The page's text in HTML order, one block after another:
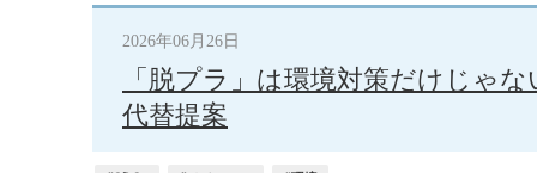
2026年06月26日
「脱プラ」は環境対策だけじゃ
代替提案